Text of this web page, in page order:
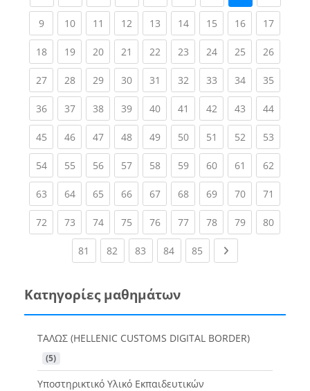
9(current)
10(current)
11 (current)
12(current)
13(current)
14(current)
15(current)
16(current)
17
18(current)
19(current)
20(current)
21 (current)
22(current)
23(current)
24(current)
25(current)
26
27(current)
28(current)
29(current)
30(current)
31 (current)
32(current)
33(current)
34(current)
35
36(current)
37(current)
38(current)
39(current)
40(current)
41 (current)
42(current)
43(current)
44
45(current)
46(current)
47(current)
48(current)
49(current)
50(current)
51 (current)
52(current)
53
54(current)
55(current)
56(current)
57(current)
58(current)
59(current)
60(current)
61 (current)
62
63(current)
64(current)
65(current)
66(current)
67(current)
68(current)
69(current)
70(current)
71
72(current)
73(current)
74(current)
75(current)
76(current)
77(current)
78(current)
79(current)
80
81 (current)
82 (current)
83 (current)
84(current)
85 (current)Next page
Κατηγορίες μαθημάτων
ΤΑΛΩΣ (HELLENIC CUSTOMS DIGITAL BORDER)
(5)
Υποστηρικτικό Υλικό Εκπαιδευτικών